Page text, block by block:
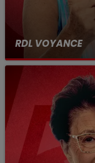
RDL VOYANCE
23 février